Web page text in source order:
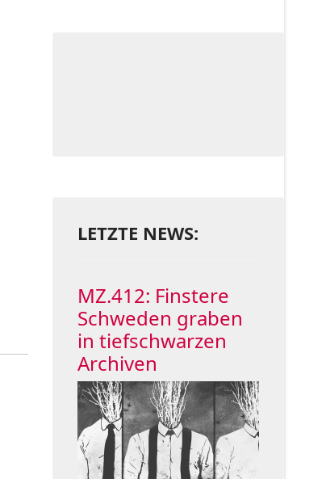
LETZTE NEWS:
MZ.412: Finstere
Schweden graben
in tiefschwarzen
Archiven